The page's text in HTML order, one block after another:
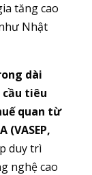
tăng cao
Nhật
dài
cầu tiêu
quan từ
(VASEP,
duy trì
nghệ cao